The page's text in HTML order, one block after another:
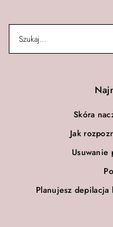
Skóra
Jak
Usuwanie
Planujesz